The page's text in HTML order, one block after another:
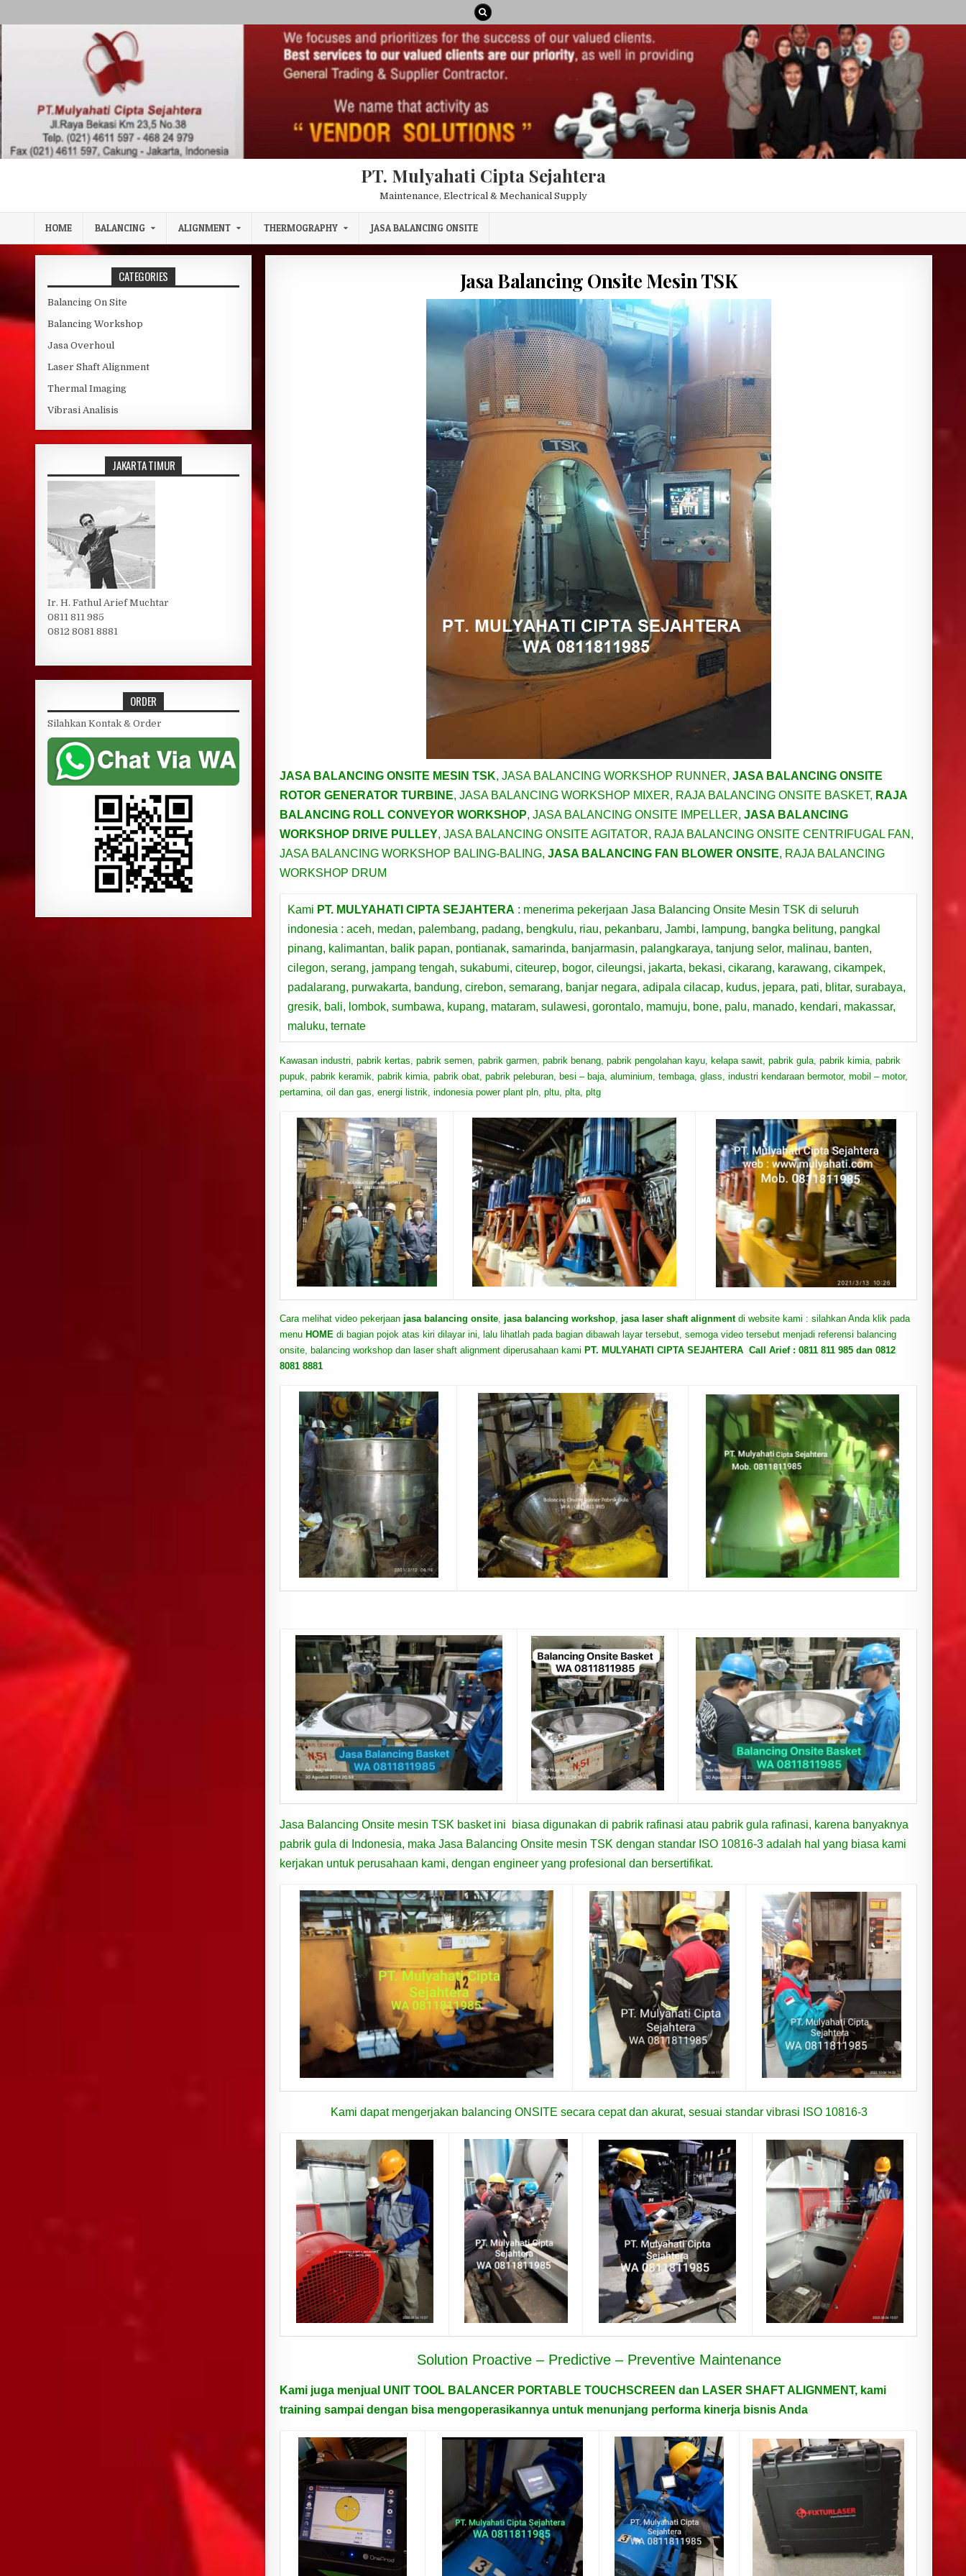
PT. Mulyahati Cipta Sejahtera
Maintenance, Electrical & Mechanical Supply
HOME BALANCING ALIGNMENT THERMOGRAPHY JASA BALANCING ONSITE
Jasa Balancing Onsite Mesin TSK
JASA BALANCING ONSITE MESIN TSK, JASA BALANCING WORKSHOP RUNNER,JASA BALANCING ONSITE
ROTOR GENERATOR TURBINE, JASA BALANCING WORKSHOP MIXER, RAJA BALANCING ONSITE BASKET, RAJA
BALANCING ROLL CONVEYOR WORKSHOP, JASA BALANCING ONSITE IMPELLER,JASA BALANCING
WORKSHOP DRIVE PULLEY, JASA BALANCING ONSITE AGITATOR, RAJA BALANCING ONSITE CENTRIFUGAL FAN,
JASA BALANCING WORKSHOP BALING-BALING,JASA BALANCING FAN BLOWER ONSITE, RAJA BALANCING
WORKSHOP DRUM
Kami PT. MULYAHATI CIPTA SEJAHTERA : menerima pekerjaan Jasa Balancing Onsite Mesin TSK di seluruh
indonesia : aceh, medan, palembang, padang, bengkulu, riau, pekanbaru, Jambi, lampung, bangka belitung, pangkal
pinang, kalimantan, balik papan, pontianak, samarinda, banjarmasin, palangkaraya, tanjung selor, malinau, banten,
cilegon, serang, jampang tengah, sukabumi, citeurep, bogor, cileungsi, jakarta, bekasi, cikarang, karawang, cikampek,
padalarang, purwakarta, bandung, cirebon, semarang, banjar negara, adipala cilacap, kudus, jepara, pati, blitar, surabaya,
gresik, bali, lombok, sumbawa, kupang, mataram, sulawesi, gorontalo, mamuju, bone, palu, manado, kendari, makassar,
maluku, ternate
Kawasan industri, pabrik kertas, pabrik semen, pabrik garmen, pabrik benang, pabrik pengolahan kayu, kelapa sawit, pabrik gula, pabrik kimia, pabrik
pupuk, pabrik keramik, pabrik kimia, pabrik obat, pabrik peleburan, besi – baja, aluminium, tembaga, glass, industri kendaraan bermotor, mobil – motor,
pertamina, oil dan gas, energi listrik, indonesia power plant pln, pltu, plta, pltg
Cara melihat video pekerjaan jasa balancing onsite, jasa balancing workshop, jasa laser shaft alignmentdi website kami : silahkan Anda klik pada
menu HOME di bagian pojok atas kiri dilayar ini, lalu lihatlah pada bagian dibawah layar tersebut, semoga video tersebut menjadi referensi balancing
onsite, balancing workshop dan laser shaft alignment diperusahaan kami PT. MULYAHATI CIPTA SEJAHTERA Call Arief : 0811 811 985 dan 0812
8081 8881
Jasa Balancing Onsite mesin TSK basket ini biasa digunakan di pabrik rafinasi atau pabrik gula rafinasi, karena banyaknya
pabrik gula di Indonesia, maka Jasa Balancing Onsite mesin TSK dengan standar ISO 10816-3 adalah hal yang biasa kami
kerjakan untuk perusahaan kami, dengan engineer yang profesional dan bersertifikat.
Kami dapat mengerjakan balancing ONSITE secara cepat dan akurat, sesuai standar vibrasi ISO 10816-3
Solution Proactive – Predictive – Preventive Maintenance
Kami juga menjual UNIT TOOL BALANCER PORTABLE TOUCHSCREEN dan LASER SHAFT ALIGNMENT, kami
training sampai dengan bisa mengoperasikannya untuk menunjang performa kinerja bisnis Anda
CATEGORIES
Balancing On Site
Balancing Workshop
Jasa Overhoul
Laser Shaft Alignment
Thermal Imaging
Vibrasi Analisis
JAKARTA TIMUR
Ir. H. Fathul Arief Muchtar
0811 811 985
0812 8081 8881
ORDER
Silahkan Kontak & Order